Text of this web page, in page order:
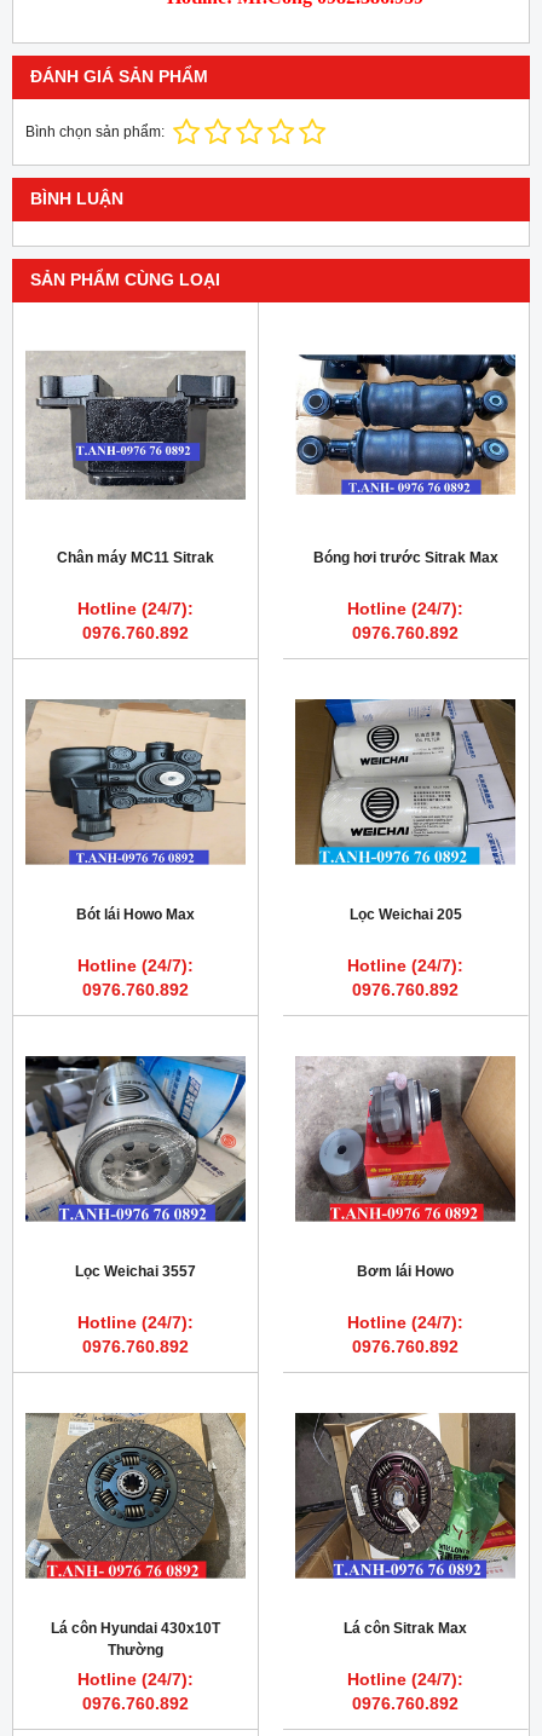
ĐÁNH GIÁ SẢN PHẨM
Bình chọn sản phẩm:
BÌNH LUẬN
SẢN PHẨM CÙNG LOẠI
Chân máy MC11 Sitrak
Hotline (24/7):
0976.760.892
Bóng hơi trước Sitrak Max
Hotline (24/7):
0976.760.892
Bót lái Howo Max
Hotline (24/7):
0976.760.892
Lọc Weichai 205
Hotline (24/7):
0976.760.892
Lọc Weichai 3557
Hotline (24/7):
0976.760.892
Bơm lái Howo
Hotline (24/7):
0976.760.892
Lá côn Hyundai 430x10T
Thường
Hotline (24/7):
0976.760.892
Lá côn Sitrak Max
Hotline (24/7):
0976.760.892